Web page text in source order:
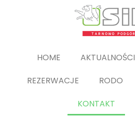
HOME AKTUALNOŚCI
REZERWACJE
RODO
KONTAKT